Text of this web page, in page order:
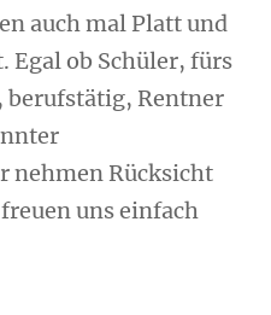
auch mal Platt und
Egal ob Schüler, fürs
berufstätig, Rentner
nehmen Rücksicht
uns einfach